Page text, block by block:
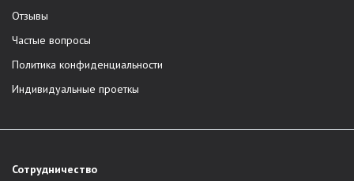
Отзывы
Частые вопросы
Политика конфиденциальности
Индивидуальные проеткы
Сотрудничество